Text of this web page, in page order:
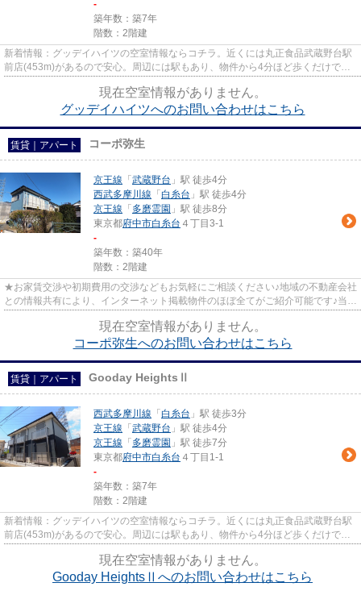
-
築年数：築7年
階数：2階建
新着情報：グッデイハイツの空室情報ならコチラ。近くには丸正食品武蔵野台駅
前店(453m)があるので安心。周辺には駅もあり、物件から4分ほど歩くだけで、
現在空室情報がありません。
グッデイハイツへのお問い合わせはこちら
賃貸｜アパート コーポ弥生
京王線 「 武蔵野台 」駅 徒歩4分
西武多摩川線 「 白糸台 」駅 徒歩4分
京王線 「 多磨霊園 」駅 徒歩8分
東京都府中市白糸台 ４丁目3-1
-
築年数：築40年
階数：2階建
★お家賃交渉や初期費用の交渉などもお気軽にご相談ください♪地域の不動産会社
との情報共有により、インターネット掲載物件のほぼ全てがご紹介可能です♪当店
現在空室情報がありません。
コーポ弥生へのお問い合わせはこちら
賃貸｜アパート Gooday HeightsⅡ
西武多摩川線 「 白糸台 」駅 徒歩3分
京王線 「 武蔵野台 」駅 徒歩4分
京王線 「 多磨霊園 」駅 徒歩7分
東京都府中市白糸台 ４丁目1-1
-
築年数：築7年
階数：2階建
新着情報：グッデイハイツの空室情報ならコチラ。近くには丸正食品武蔵野台駅
前店(453m)があるので安心。周辺には駅もあり、物件から4分ほど歩くだけで、
現在空室情報がありません。
Gooday HeightsⅡへのお問い合わせはこちら